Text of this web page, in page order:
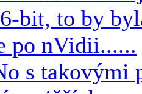
bit, to by
po nVidii......
s takovými